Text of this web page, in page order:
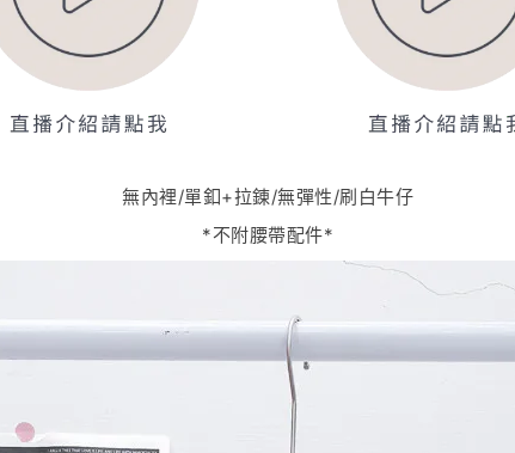
無內裡/單釦+拉錬/無彈性/刷白牛仔
*不附腰帶配件*